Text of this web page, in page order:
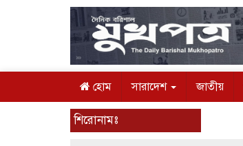
হোম সারাদেশ জাতীয়
শিরোনামঃ